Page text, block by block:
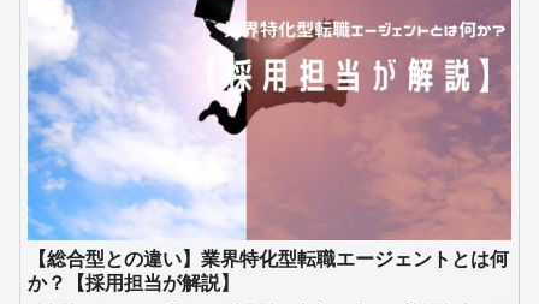
【総合型との違い】業界特化型転職エージェントとは何
か？【採用担当が解説】